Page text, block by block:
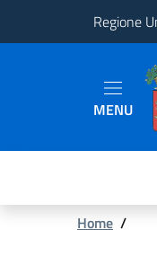
Regione
Tematiche
MENU
Home /